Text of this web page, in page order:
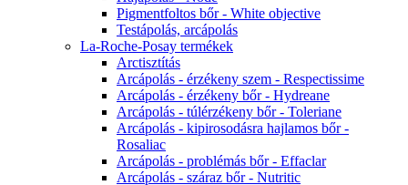
Pigmentfoltos bőr - White objective
Testápolás, arcápolás
La-Roche-Posay termékek
Arctisztítás
Arcápolás - érzékeny szem - Respectissime
Arcápolás - érzékeny bőr - Hydreane
Arcápolás - túlérzékeny bőr - Toleriane
Arcápolás - kipirosodásra hajlamos bőr -
Rosaliac
Arcápolás - problémás bőr - Effaclar
Arcápolás - száraz bőr - Nutritic